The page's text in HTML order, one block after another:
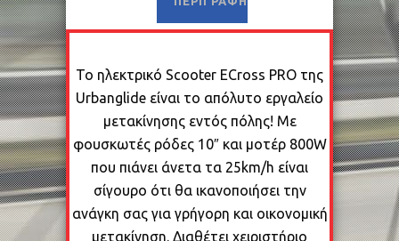
Το ηλεκτρικό Scooter ECross PRO της
Urbanglide είναι το απόλυτο εργαλείο
μετακίνησης εντός πόλης! Με
φουσκωτές ρόδες 10″ και μοτέρ 800W
που πιάνει άνετα τα 25km/h είναι
σίγουρο ότι θα ικανοποιήσει την
ανάγκη σας για γρήγορη και οικονομική
μετακίνηση. Διαθέτει χειριστήριο